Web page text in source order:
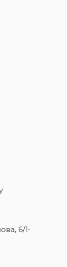
6/1-